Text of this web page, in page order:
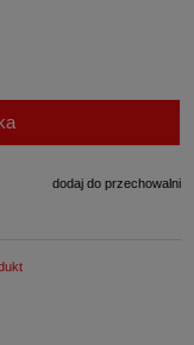
dodaj do przechowalni